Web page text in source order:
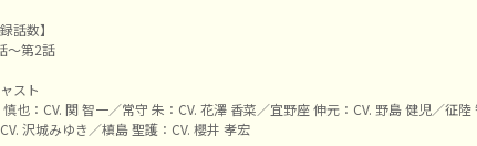
話数】
～第2話
スト
也：CV. 関 智一／常守 朱：CV. 花澤 香菜／宜野座 伸元：CV. 野島 健児／征
沢城みゆき／槙島 聖護：CV. 櫻井 孝宏